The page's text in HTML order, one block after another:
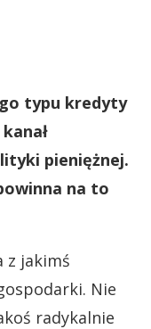
typu kredyty
pieniężnej.
na to
z jakimś
Nie
radykalnie